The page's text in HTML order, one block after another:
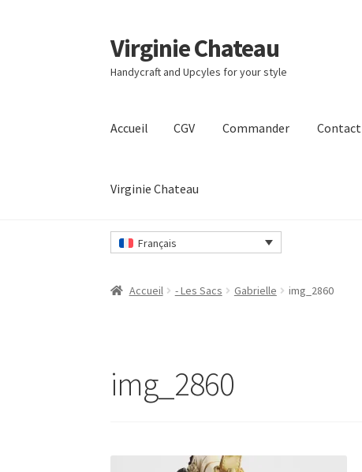
Passer
à
la
Passer
au
contenu
Virginie Chateau
Handycraft and Upcyles for your style
Accueil CGV Commander Contact
Virginie Chateau
AccueilCGVCommander Contact
Français
Accueil - Les Sacs Gabrielle img_2860
img_2860